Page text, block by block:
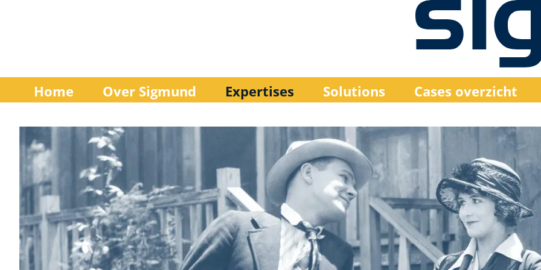
Home Over Sigmund Expertises Solutions Cases overzicht